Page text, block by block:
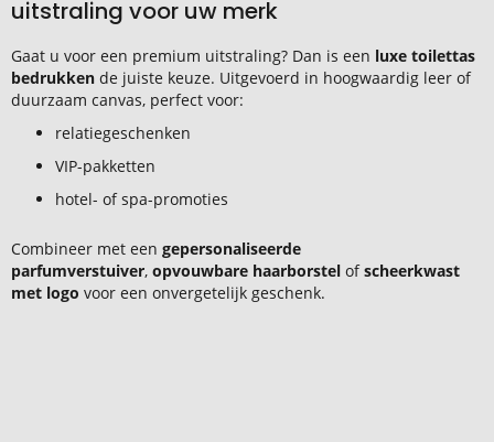
uitstraling voor uw merk
Gaat u voor een premium uitstraling? Dan is een luxe toilettas
bedrukken de juiste keuze. Uitgevoerd in hoogwaardig leer of
duurzaam canvas, perfect voor:
relatiegeschenken
VIP-pakketten
hotel- of spa-promoties
Combineer met een gepersonaliseerde
parfumverstuiver, opvouwbare haarborstel ofscheerkwast
met logo voor een onvergetelijk geschenk.